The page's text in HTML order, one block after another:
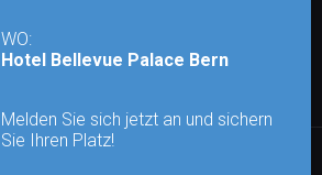
WO:
Hotel Bellevue Palace Bern
Melden Sie sich jetzt an und sichern
Sie Ihren Platz!